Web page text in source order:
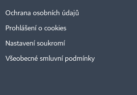
Ochrana osobních údajů
Prohlášení o cookies
Nastavení soukromí
Všeobecné smluvní podmínky